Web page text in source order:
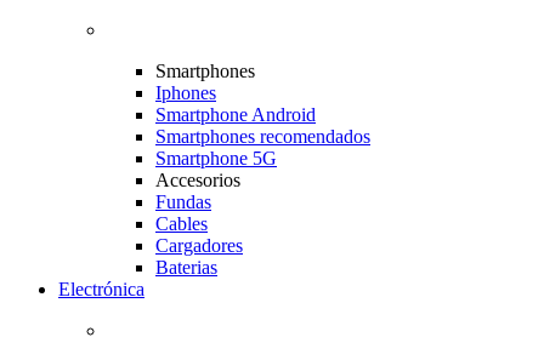
Smartphones
Iphones
Smartphone Android
Smartphones recomendados
Smartphone 5G
Accesorios
Fundas
Cables
Cargadores
Baterias
Electrónica